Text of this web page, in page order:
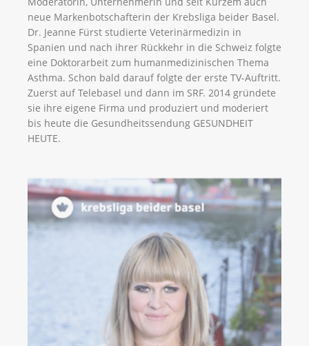
neue Markenbotschafterin der Krebsliga beider Basel.
Dr. Jeanne Fürst studierte Veterinärmedizin in
Spanien und nach ihrer Rückkehr in die Schweiz folgte
eine Doktorarbeit zum humanmedizinischen Thema
Asthma. Schon bald darauf folgte der erste TV-Auftritt.
Zuerst auf Telebasel und dann im SRF. 2014 gründete
sie ihre eigene Firma und produziert und moderiert
bis heute die Gesundheitssendung GESUNDHEIT
HEUTE.